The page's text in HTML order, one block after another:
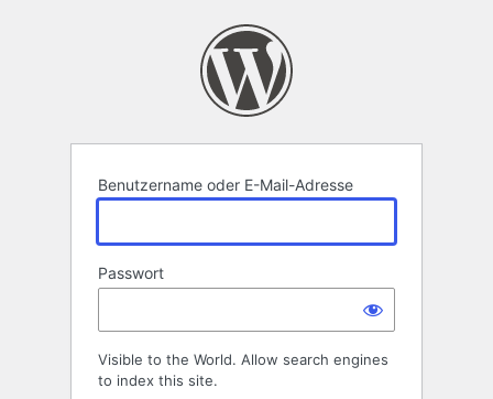
Benutzername oder E-Mail-Adresse
Passwort
Visible to the World. Allow search engines
to index this site.